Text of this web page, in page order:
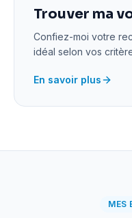
Trouver ma
Confiez-moi votre
idéal selon vos
En savoir plus
MES